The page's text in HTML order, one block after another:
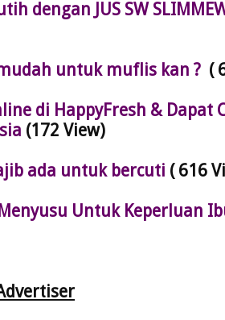
dengan JUS SW
untuk muflis kan ? (
di HappyFresh & Dapat
(172 View)
ada untuk bercuti ( 616
Untuk Keperluan